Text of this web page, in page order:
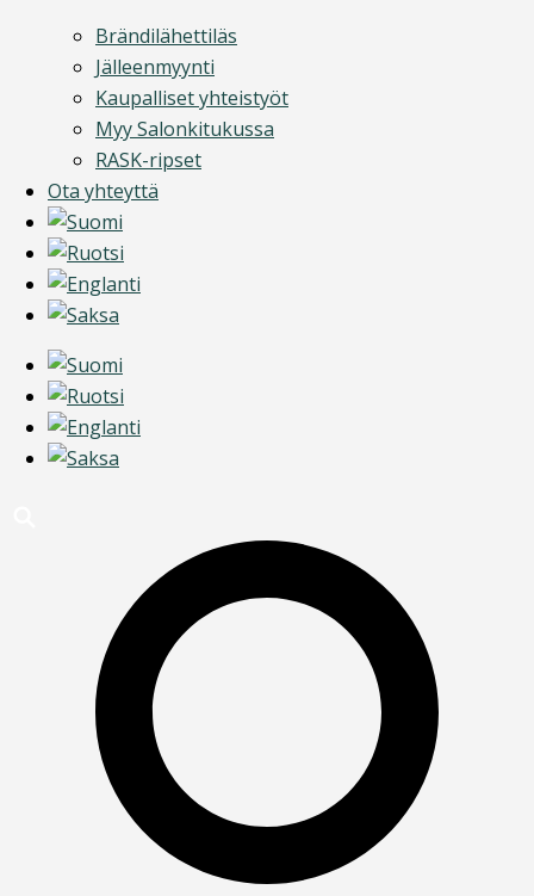
Brändilähettiläs
Jälleenmyynti
Kaupalliset yhteistyöt
Myy Salonkitukussa
RASK-ripset
Ota yhteyttä